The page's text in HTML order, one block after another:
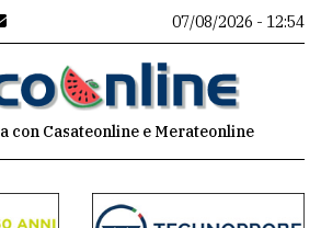
07/08/2026 - 12:54
con Casateonline e Merateonline